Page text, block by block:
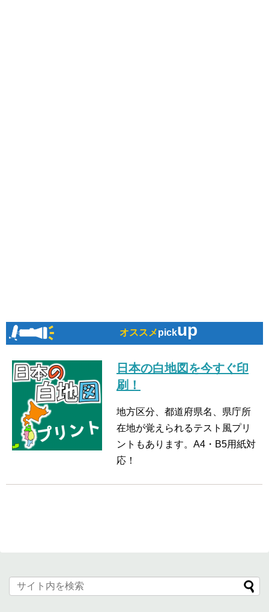
オススメpickup
日本の白地図を今すぐ印
刷！
地方区分、都道府県名、県庁所
在地が覚えられるテスト風プリ
ントもあります。A4・B5用紙対
応！